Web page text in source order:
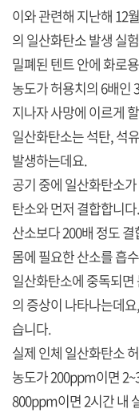
이와 관련해 지난해 12
의 일산화탄소 발생 실
밀폐된 텐트 안에 화로
농도가 허용치의 6배인
지나자 사망에 이르게
일산화탄소는 석탄, 석
발생하는데요.
공기 중에 일산화탄소
탄소와 먼저 결합합니다.
산소보다 200배 정도
몸에 필요한 산소를 흡
일산화탄소에 중독되
의 증상이 나타나는데
습니다.
실제 인체 일산화탄소
농도가 200ppm이면
800ppm이면 2시간 내